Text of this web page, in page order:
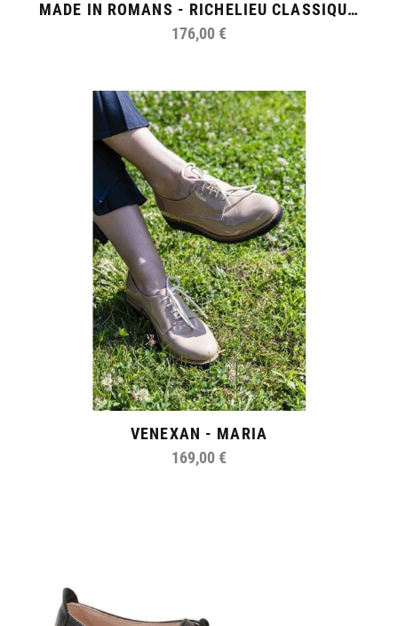
MADE IN ROMANS - RICHELIEU CLASSIQUE FEMME
176,00 €
VENEXAN - MARIA
169,00 €